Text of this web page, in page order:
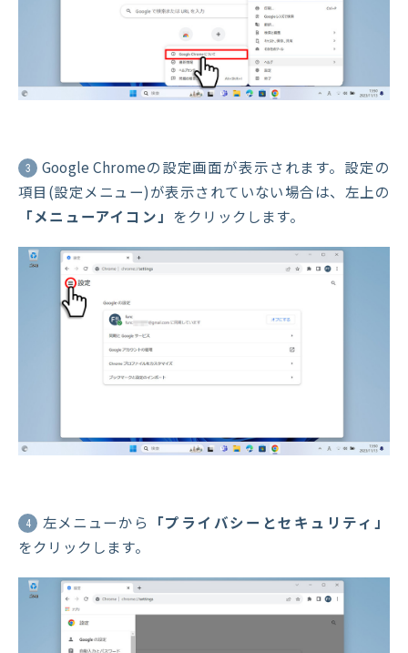
3
Google Chromeの設定画面が表示されます。設定の
項目(設定メニュー)が表示されていない場合は、左上の
「メニューアイコン」 をクリックします。
4 左メニューから
「プライバシーとセキュリティ」
をクリックします。